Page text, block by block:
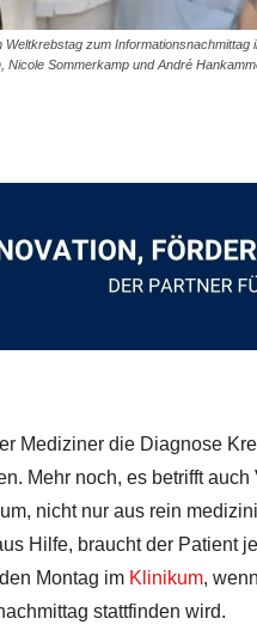
zum
Nicole Sommerkamp und André
Mediziner die Diagnose
Mehr noch, es betrifft
um, nicht nur aus rein
Hilfe, braucht der Patient
Montag im Klinikum,
stattfinden wird.